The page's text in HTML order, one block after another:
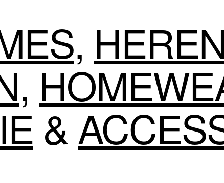
, HEREN
,
&